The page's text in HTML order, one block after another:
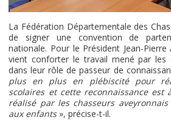
La Fédération Départementale des
de signer une convention de
nationale. Pour le Président Jean-
vient conforter le travail mené par les
dans leur rôle de passeur de
plus en plus en plébiscité pour
scolaires et cette reconnaissance
réalisé par les chasseurs
aux enfants», précise-t-il.